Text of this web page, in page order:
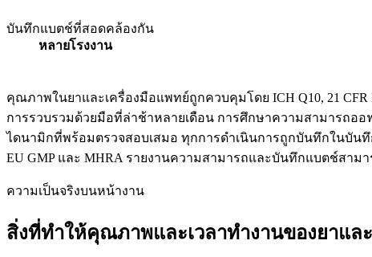
บันทึกแบตช์ที่สอดคล้องกัน
หลายโรงงาน
คุณภาพในยาและเครื่องมือแพทย์ถูกควบคุมโดย ICH Q10, 21 CFR
การรวบรวมด้วยมือที่ล่าช้าหลายเดือน การศึกษาความสามารถออ
ไดนามิกที่พร้อมตรวจสอบเสมอ ทุกการดำเนินการถูกบันทึกในบันทึ
EU GMP และ MHRA รายงานความสามารถและบันทึกแบตช์สา
ความเป็นจริงบนหน้างาน
สิ่งที่ทำให้คุณภาพและเวลาทำงานของยาแล